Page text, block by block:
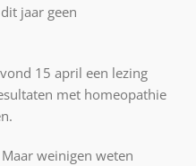
jaar geen
15 april een lezing
met homeopathie
weinigen weten